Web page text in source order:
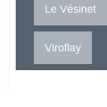
Le Vésinet
Viroflay